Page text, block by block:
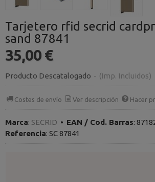
Tarjetero rfid secrid
sand 87841
35,00 €
Producto Descatalogado - (Imp. Incluidos)
Costes de envío Ver descripción Hacer
Marca: SECRID • EAN / Cod. Barras:
Referencia: SC 87841